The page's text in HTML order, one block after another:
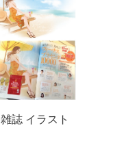
雑誌 イラスト